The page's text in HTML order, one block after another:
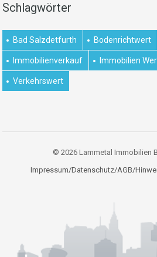
Schlagwörter
Bad Salzdetfurth Bodenrichtwert
Immobilienverkauf Immobilien
Verkehrswert
© 2026 Lammetal Immobilien
Impressum/Datenschutz/AGB/